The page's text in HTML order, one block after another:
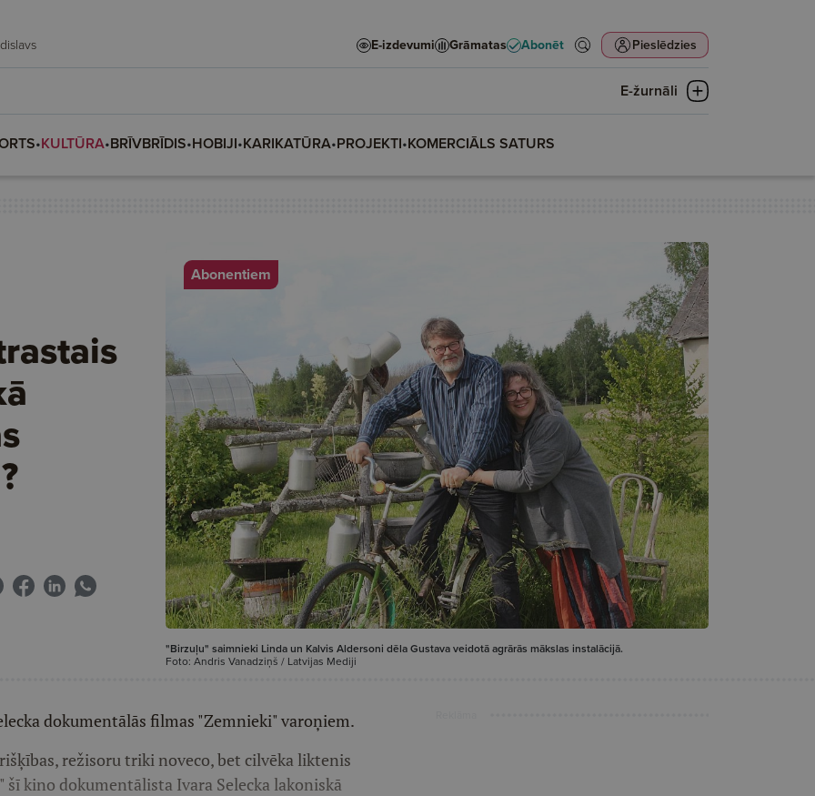
Vladislavs E-izdevumi Grāmatas Abonēt Pieslēdzies
E-žurnāli
•KULTŪRA•BRĪVBRĪDIS•HOBIJI•KARIKATŪRA•PROJEKTI•KOMERCIĀLS SATURS
Abonentiem
"Birzuļu" saimnieki Linda un Kalvis Aldersoni dēla Gustava veidotā agrārās mākslas instalācijā.
Foto: Andris Vanadziņš / Latvijas Mediji
dokumentālās filmas "Zemnieki" varoņiem.
režisoru triki noveco, bet cilvēka liktenis
kino dokumentālista Ivara Selecka lakoniskā